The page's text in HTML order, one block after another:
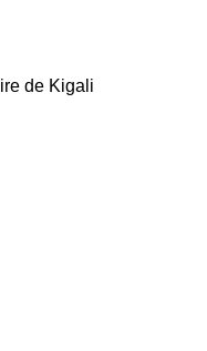
de Kigali